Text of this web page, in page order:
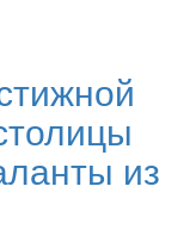
из